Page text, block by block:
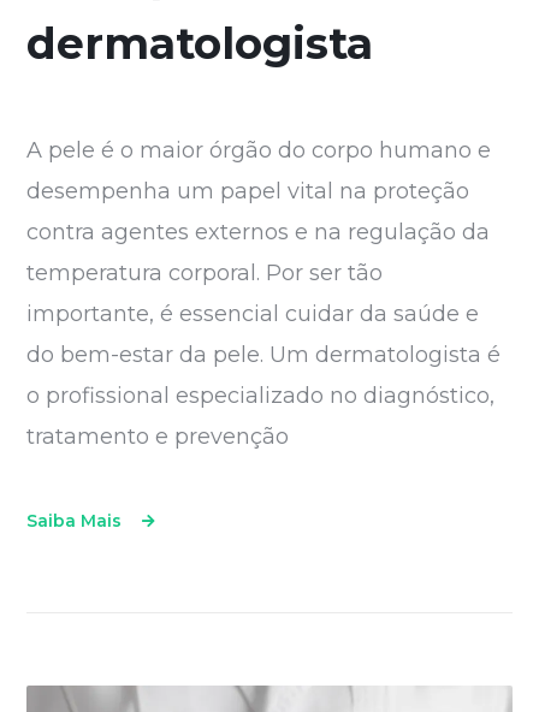
dermatologista
A pele é o maior órgão do corpo humano e
desempenha um papel vital na proteção
contra agentes externos e na regulação da
temperatura corporal. Por ser tão
importante, é essencial cuidar da saúde e
do bem-estar da pele. Um dermatologista é
o profissional especializado no diagnóstico,
tratamento e prevenção
Saiba Mais